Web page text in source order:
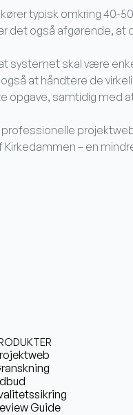
typisk omkring 40-
det også afgørende,
systemet skal være
at håndtere de
opgave, samtidig med
Kirkedammen – en
Guide